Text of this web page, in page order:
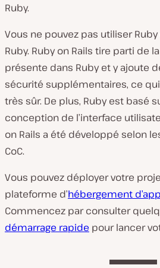
Ruby.
Vous ne pouvez pas utiliser
Ruby. Ruby on Rails tire parti de
présente dans Ruby et y ajoute
sécurité supplémentaires, ce
très sûr. De plus, Ruby est basé
conception de l’interface
on Rails a été développé selon
CoC.
Vous pouvez déployer votre
plateforme d’hébergement
Commencez par consulter
démarrage rapide pour lancer